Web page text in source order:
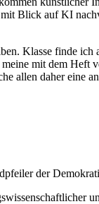
mit Blick auf KI
Klasse finde ich
mit dem Heft
allen daher eine
der